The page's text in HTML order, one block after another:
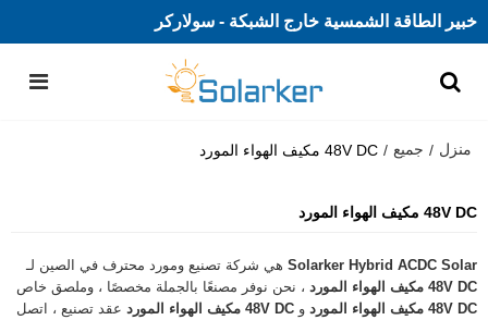
خبير الطاقة الشمسية خارج الشبكة - سولاركر
منزل / جميع / 48V DC مكيف الهواء المورد
48V DC مكيف الهواء المورد
Solarker Hybrid ACDC Solar هي شركة تصنيع ومورد محترف في الصين لـ
48V DC مكيف الهواء المورد
، نحن نوفر مصنعًا بالجملة مخصصًا ، وملصق خاص
48V DC مكيف الهواء المورد
و 48V DC مكيف الهواء المورد
عقد تصنيع ، اتصل